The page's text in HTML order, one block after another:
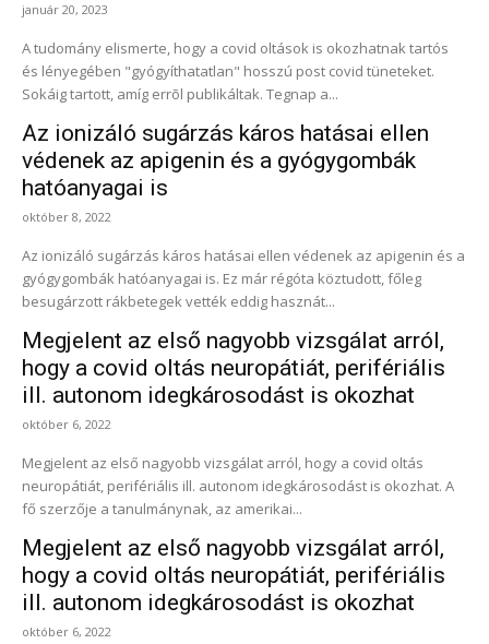
január 20, 2023
A tudomány elismerte, hogy a covid oltások is okozhatnak tartós
és lényegében "gyógyíthatatlan" hosszú post covid tüneteket.
Sokáig tartott, amíg errõl publikáltak. Tegnap a...
Az ionizáló sugárzás káros hatásai ellen
védenek az apigenin és a gyógygombák
hatóanyagai is
október 8, 2022
Az ionizáló sugárzás káros hatásai ellen védenek az apigenin és a
gyógygombák hatóanyagai is. Ez már régóta köztudott, főleg
besugárzott rákbetegek vették eddig hasznát...
Megjelent az első nagyobb vizsgálat arról,
hogy a covid oltás neuropátiát, perifériális
ill. autonom idegkárosodást is okozhat
október 6, 2022
Megjelent az első nagyobb vizsgálat arról, hogy a covid oltás
neuropátiát, perifériális ill. autonom idegkárosodást is okozhat. A
fő szerzője a tanulmánynak, az amerikai...
Megjelent az első nagyobb vizsgálat arról,
hogy a covid oltás neuropátiát, perifériális
ill. autonom idegkárosodást is okozhat
október 6, 2022